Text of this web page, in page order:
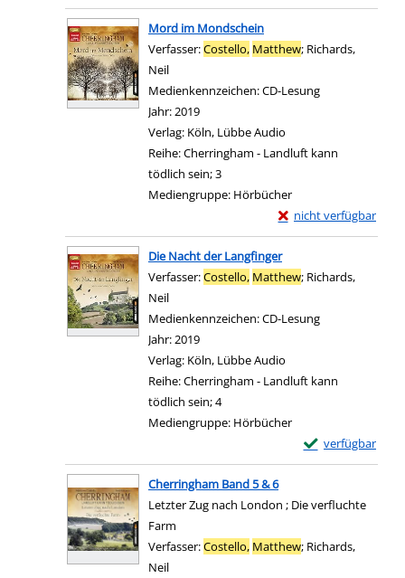
Zum Download
Mord im Mondschein
Verfasser:Costello, Matthew; Richards,
Neil
Medienkennzeichen:CD-Lesung
Jahr:2019
Verlag: Köln, Lübbe Audio
Reihe:Cherringham - Landluft kann
tödlich sein; 3
Mediengruppe: Hörbücher
nicht verfügbar
Exemplar-Details von
Zum Download von
Die Nacht der Langfinger
Verfasser:Costello, Matthew; Richards,
Neil
Medienkennzeichen:CD-Lesung
Jahr:2019
Verlag: Köln, Lübbe Audio
Reihe:Cherringham - Landluft kann
tödlich sein; 4
Mediengruppe: Hörbücher
verfügbar
Exemplar-Details
Zum Download
Cherringham Band 5 & 6
Letzter Zug nach London ; Die verfluchte
Farm
Verfasser:Costello, Matthew; Richards,
Neil